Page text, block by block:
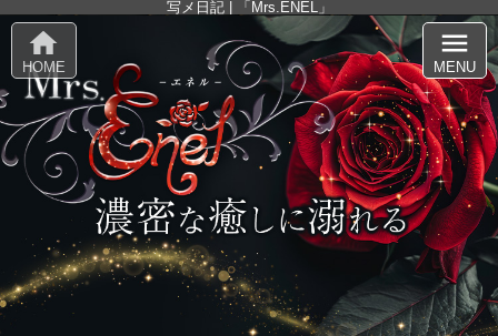
写メ日記 | 「Mrs.ENEL」
home
HOME
menu
MENU